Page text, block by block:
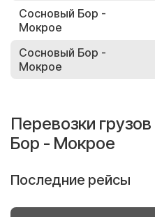
Сосновый Бор -
Мокрое
Сосновый Бор -
Мокрое
Перевозки
Бор - Мокрое
Последние рейсы